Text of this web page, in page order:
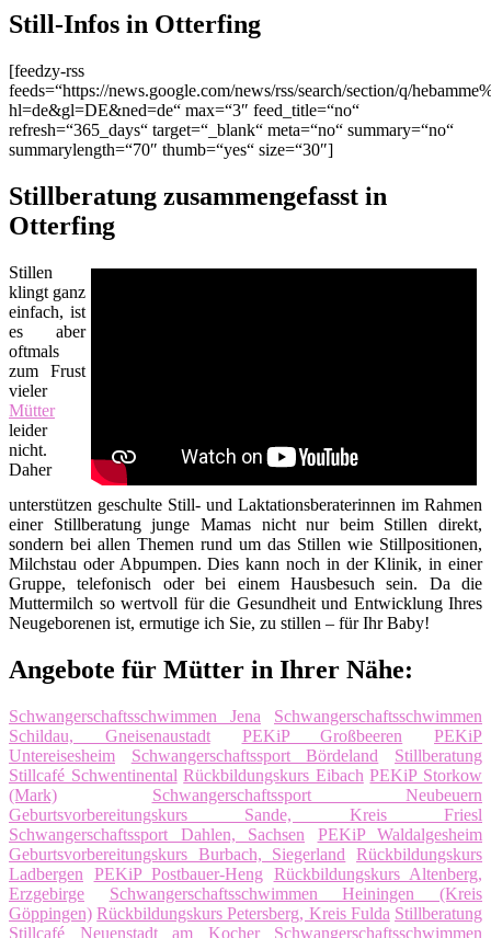
Still-Infos in Otterfing
[feedzy-rss
feeds=“https://news.google.com/news/rss/search/section/q/
hl=de&gl=DE&ned=de“ max=“3″ feed_title=“no“
refresh=“365_days“ target=“_blank“ meta=“no“ summary=“no“
summarylength=“70″ thumb=“yes“ size=“30″]
Stillberatung zusammengefasst in
Otterfing
Stillen
klingt ganz
einfach, ist
es aber
oftmals
zum Frust
vieler
Mütter
leider
nicht.
Daher
unterstützen geschulte Still- und Laktationsberaterinnen im Rahmen
einer Stillberatung junge Mamas nicht nur beim Stillen direkt,
sondern bei allen Themen rund um das Stillen wie Stillpositionen,
Milchstau oder Abpumpen. Dies kann noch in der Klinik, in einer
Gruppe, telefonisch oder bei einem Hausbesuch sein. Da die
Muttermilch so wertvoll für die Gesundheit und Entwicklung Ihres
Neugeborenen ist, ermutige ich Sie, zu stillen – für Ihr Baby!
Angebote für Mütter in Ihrer Nähe:
Schwangerschaftsschwimmen Jena
Schwangerschaftsschwimmen
Schildau, Gneisenaustadt
PEKiP Großbeeren
PEKiP
Untereisesheim
Schwangerschaftssport Bördeland
Stillberatung
Stillcafé Schwentinental Rückbildungskurs Eibach PEKiP Storkow
(Mark)
Schwangerschaftssport Neubeuern
Geburtsvorbereitungskurs Sande, Kreis Friesl
Schwangerschaftssport Dahlen, Sachsen
PEKiP Waldalgesheim
Geburtsvorbereitungskurs Burbach, Siegerland
Rückbildungskurs
Ladbergen
PEKiP Postbauer-Heng
Rückbildungskurs Altenberg,
Erzgebirge
Schwangerschaftsschwimmen Heiningen (Kreis
Göppingen) Rückbildungskurs Petersberg, Kreis Fulda Stillberatung
Stillcafé Neuenstadt am Kocher
Schwangerschaftsschwimmen